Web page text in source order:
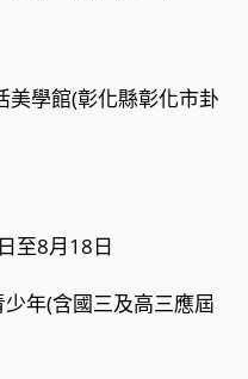
學館(彰化縣彰化市卦
至8月18日
年(含國三及高三應屆